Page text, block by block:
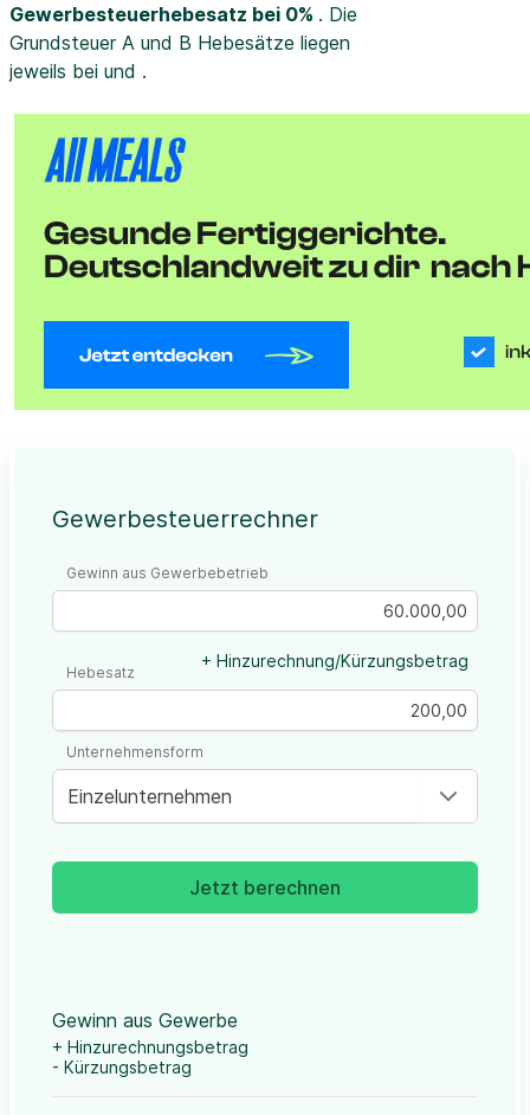
Gewerbesteuerhebesatz bei 0% . Die
Grundsteuer A und B Hebesätze liegen
jeweils bei und .
Gewerbesteuerrechner
Gewinn aus Gewerbebetrieb
+ Hinzurechnung/Kürzungsbetrag
Hebesatz
Einzelunternehmen
Unternehmensform
Jetzt berechnen
Gewinn aus Gewerbe
+ Hinzurechnungsbetrag
- Kürzungsbetrag